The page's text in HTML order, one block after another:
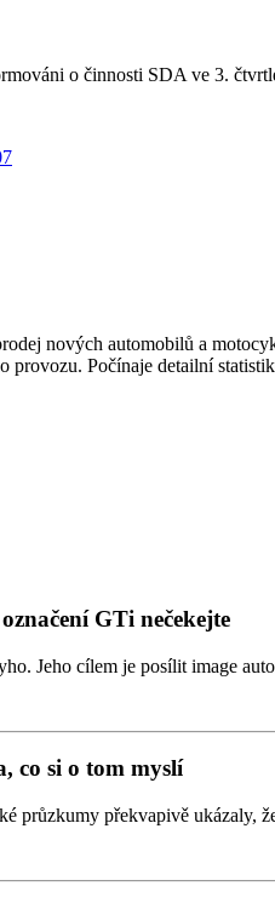
o činnosti SDA ve 3.
nových automobilů a
Počínaje detailní
GTi nečekejte
Jeho cílem je posílit image
co si o tom myslí
překvapivě ukázaly,